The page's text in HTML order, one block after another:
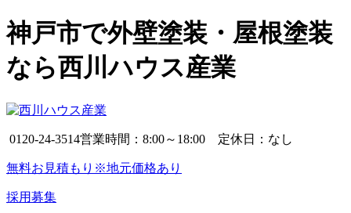
神戸市で外壁塗装・屋根塗装
なら西川ハウス産業
0120-24-3514営業時間：8:00～18:00 定休日：なし
無料お見積もり※地元価格あり
採用募集